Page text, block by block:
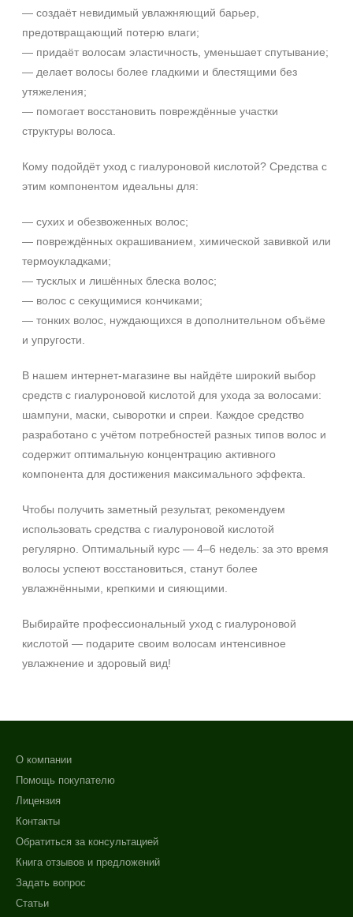
Результат
Гладкость
Защита
Область применения
Веки
Волосы
Показать еще
Объём
флакон
Ингредиенты
PDRN
Биотин
Гиалуроновая кислота
Показать еще
Время применения
Ежедневный
Форма выпуска
Флакон
Подборки
— создаёт невидимый увлажняющий барьер,
предотвращающий потерю влаги;
— придаёт волосам эластичность, уменьшает спутывание;
— делает волосы более гладкими и блестящими без
утяжеления;
— помогает восстановить повреждённые участки
структуры волоса.
Кому подойдёт уход с гиалуроновой кислотой? Средства с
этим компонентом идеальны для:
— сухих и обезвоженных волос;
— повреждённых окрашиванием, химической завивкой или
термоукладками;
— тусклых и лишённых блеска волос;
— волос с секущимися кончиками;
— тонких волос, нуждающихся в дополнительном объёме
и упругости.
В нашем интернет‑магазине вы найдёте широкий выбор
средств с гиалуроновой кислотой для ухода за волосами:
шампуни, маски, сыворотки и спреи. Каждое средство
разработано с учётом потребностей разных типов волос и
содержит оптимальную концентрацию активного
компонента для достижения максимального эффекта.
Чтобы получить заметный результат, рекомендуем
использовать средства с гиалуроновой кислотой
регулярно. Оптимальный курс — 4–6 недель: за это время
волосы успеют восстановиться, станут более
увлажнёнными, крепкими и сияющими.
Выбирайте профессиональный уход с гиалуроновой
кислотой — подарите своим волосам интенсивное
увлажнение и здоровый вид!
О компании
Помощь покупателю
Лицензия
Контакты
Обратиться за консультацией
Книга отзывов и предложений
Задать вопрос
Статьи
+7 (495) 640-58-89
+7 (929) 933-09-89